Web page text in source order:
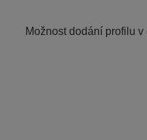
Možnost dodání profilu v